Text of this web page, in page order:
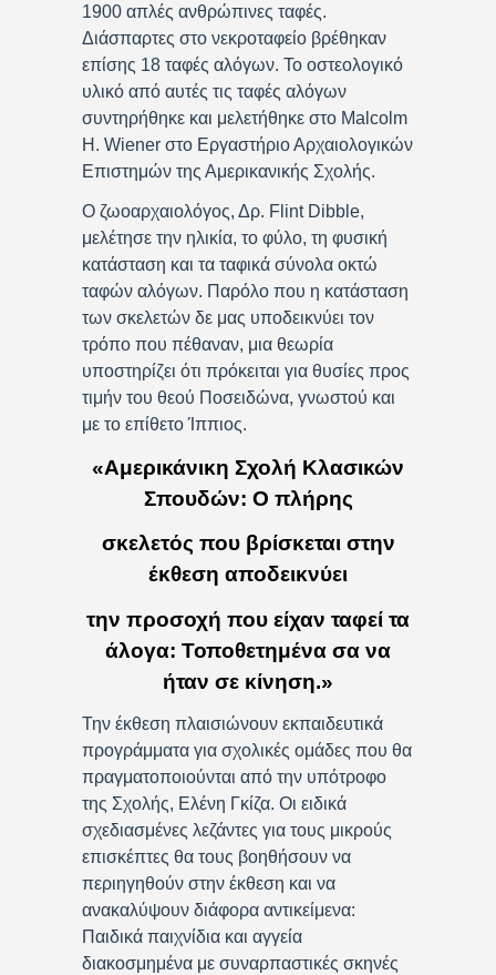
1900 απλές ανθρώπινες ταφές.
Διάσπαρτες στο νεκροταφείο βρέθηκαν
επίσης 18 ταφές αλόγων. Το οστεολογικό
υλικό από αυτές τις ταφές αλόγων
συντηρήθηκε και μελετήθηκε στο Malcolm
H. Wiener στο Εργαστήριο Αρχαιολογικών
Επιστημών της Αμερικανικής Σχολής.
Ο ζωοαρχαιολόγος, Δρ. Flint Dibble,
μελέτησε την ηλικία, το φύλο, τη φυσική
κατάσταση και τα ταφικά σύνολα οκτώ
ταφών αλόγων. Παρόλο που η κατάσταση
των σκελετών δε μας υποδεικνύει τον
τρόπο που πέθαναν, μια θεωρία
υποστηρίζει ότι πρόκειται για θυσίες προς
τιμήν του θεού Ποσειδώνα, γνωστού και
με το επίθετο Ίππιος.
«Αμερικάνικη Σχολή Κλασικών
Σπουδών: Ο πλήρης
σκελετός που βρίσκεται στην
έκθεση αποδεικνύει
την προσοχή που είχαν ταφεί τα
άλογα: Τοποθετημένα σα να
ήταν σε κίνηση.»
Την έκθεση πλαισιώνουν εκπαιδευτικά
προγράμματα για σχολικές ομάδες που θα
πραγματοποιούνται από την υπότροφο
της Σχολής, Ελένη Γκίζα. Οι ειδικά
σχεδιασμένες λεζάντες για τους μικρούς
επισκέπτες θα τους βοηθήσουν να
περιηγηθούν στην έκθεση και να
ανακαλύψουν διάφορα αντικείμενα:
Παιδικά παιχνίδια και αγγεία
διακοσμημένα με συναρπαστικές σκηνές